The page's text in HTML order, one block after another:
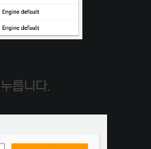
릅니다.